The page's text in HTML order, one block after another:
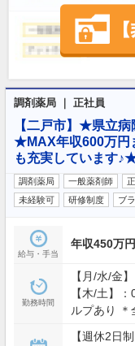
調剤薬局 ｜ 正社員
【二戸市】★県立
★MAX年収600万円
も充実しています
調剤薬局 一般薬剤師
未経験可
研修制度 ブ
給与・手当
年収450万
勤務時間
【月/水/金
【木/土】
ルプあり
【週休2日